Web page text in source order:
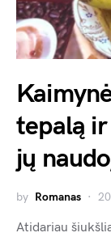
tepalą
jų
by Romanas
Atidariau